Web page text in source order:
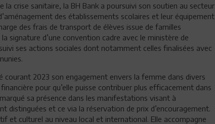
la crise sanitaire, la BH Bank a poursuivi son soutien au secteur
des établissements scolaires et leur équipement
des frais de transport de élèves issue de familles
signature d’une convention cadre avec le ministère de
ses actions sociales dont notamment celles finalisées avec
courant 2023 son engagement envers la femme dans divers
pour qu’elle puisse contribuer plus efficacement dans
sa présence dans les manifestations visant à
distinguées et ce via la réservation de prix d’encouragement.
et culturel au niveau local et international. Elle accompagne